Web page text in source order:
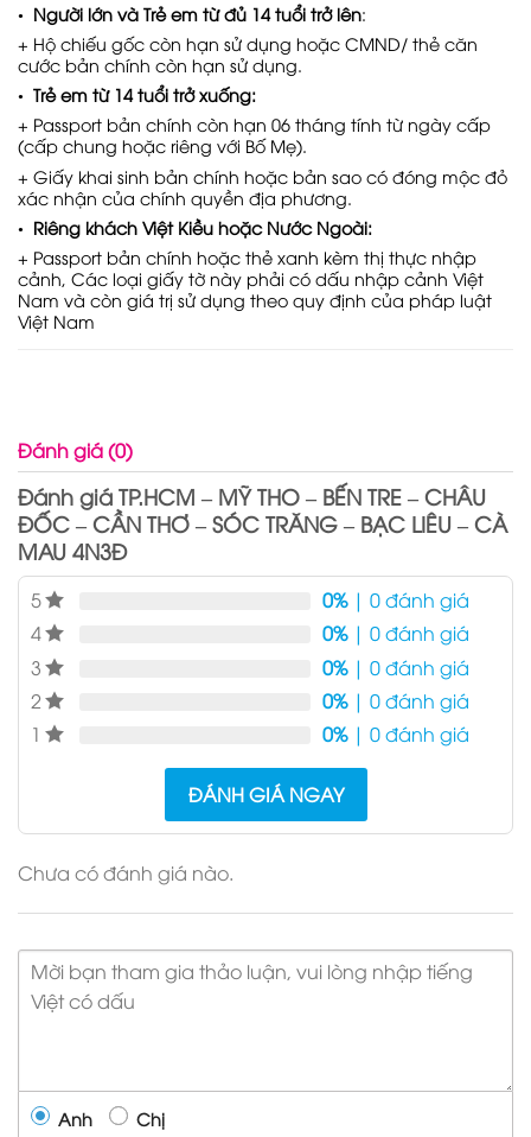
• Người lớn và Trẻ em từ đủ 14 tuổi trở lên:
+ Hộ chiếu gốc còn hạn sử dụng hoặc CMND/ thẻ căn
cước bản chính còn hạn sử dụng.
• Trẻ em từ 14 tuổi trở xuống:
+ Passport bản chính còn hạn 06 tháng tính từ ngày cấp
(cấp chung hoặc riêng với Bố Mẹ).
+ Giấy khai sinh bản chính hoặc bản sao có đóng mộc đỏ
xác nhận của chính quyền địa phương.
• Riêng khách Việt Kiều hoặc Nước Ngoài:
+ Passport bản chính hoặc thẻ xanh kèm thị thực nhập
cảnh, Các loại giấy tờ này phải có dấu nhập cảnh Việt
Nam và còn giá trị sử dụng theo quy định của pháp luật
Việt Nam
Đánh giá (0)
Đánh giá TP.HCM – MỸ THO – BẾN TRE – CHÂU
ĐỐC – CẦN THƠ – SÓC TRĂNG – BẠC LIÊU – CÀ
MAU 4N3Đ
5 0%| 0 đánh giá
4
0%| 0 đánh giá
3
0%| 0 đánh giá
2
0%| 0 đánh giá
1
0%| 0 đánh giá
ĐÁNH GIÁ NGAY
Chưa có đánh giá nào.
Anh Chị